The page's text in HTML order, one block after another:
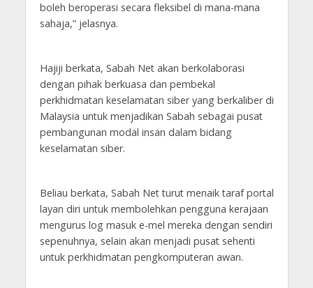
boleh beroperasi secara fleksibel di mana-mana
sahaja,” jelasnya.
Hajiji berkata, Sabah Net akan berkolaborasi
dengan pihak berkuasa dan pembekal
perkhidmatan keselamatan siber yang berkaliber di
Malaysia untuk menjadikan Sabah sebagai pusat
pembangunan modal insan dalam bidang
keselamatan siber.
Beliau berkata, Sabah Net turut menaik taraf portal
layan diri untuk membolehkan pengguna kerajaan
mengurus log masuk e-mel mereka dengan sendiri
sepenuhnya, selain akan menjadi pusat sehenti
untuk perkhidmatan pengkomputeran awan.